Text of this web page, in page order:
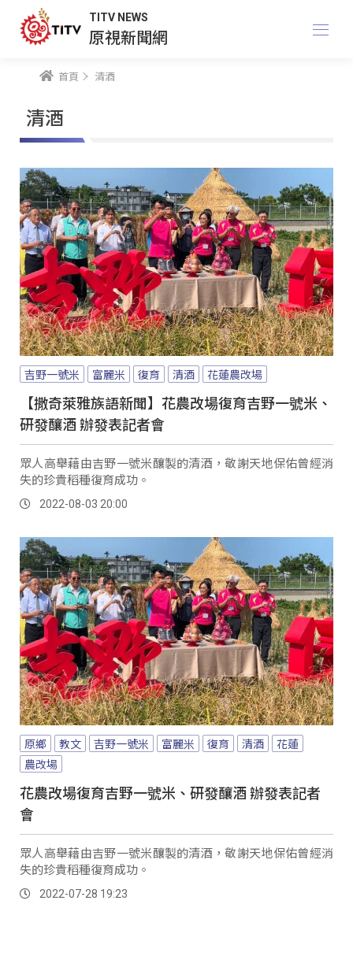
TITV NEWS
原視新聞網
首頁 清酒
清酒
吉野一號米 富麗米 復育 清酒 花蓮農改場
【撒奇萊雅族語新聞】花農改場復育吉野一號米、
研發釀酒 辦發表記者會
眾人高舉藉由吉野一號米釀製的清酒，敬謝天地保佑曾經消
失的珍貴稻種復育成功。
2022-08-03 20:00
原鄉 教文 吉野一號米 富麗米 復育 清酒
花蓮
農改場
花農改場復育吉野一號米、研發釀酒 辦發表記者
會
眾人高舉藉由吉野一號米釀製的清酒，敬謝天地保佑曾經消
失的珍貴稻種復育成功。
2022-07-28 19:23